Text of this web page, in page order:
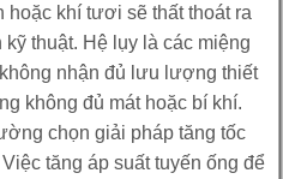
hoặc khí tươi sẽ thất thoát ra
thuật. Hệ lụy là các miệng
nhận đủ lưu lượng thiết
không đủ mát hoặc bí khí.
chọn giải pháp tăng tốc
tăng áp suất tuyến ống để